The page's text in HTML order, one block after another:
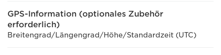
GPS-Information (optionales Zubehör
erforderlich)
Breitengrad/Längengrad/Höhe/Standardzeit (UTC)